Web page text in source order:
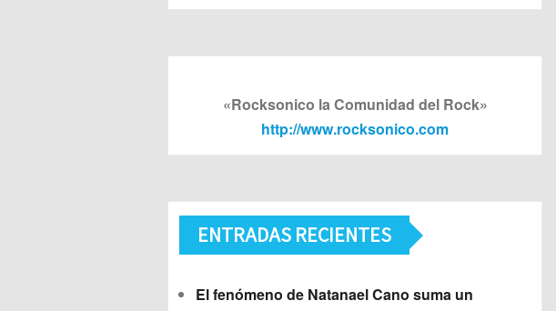
«Rocksonico la Comunidad del Rock»
http://www.rocksonico.com
ENTRADAS RECIENTES
El fenómeno de Natanael Cano suma un